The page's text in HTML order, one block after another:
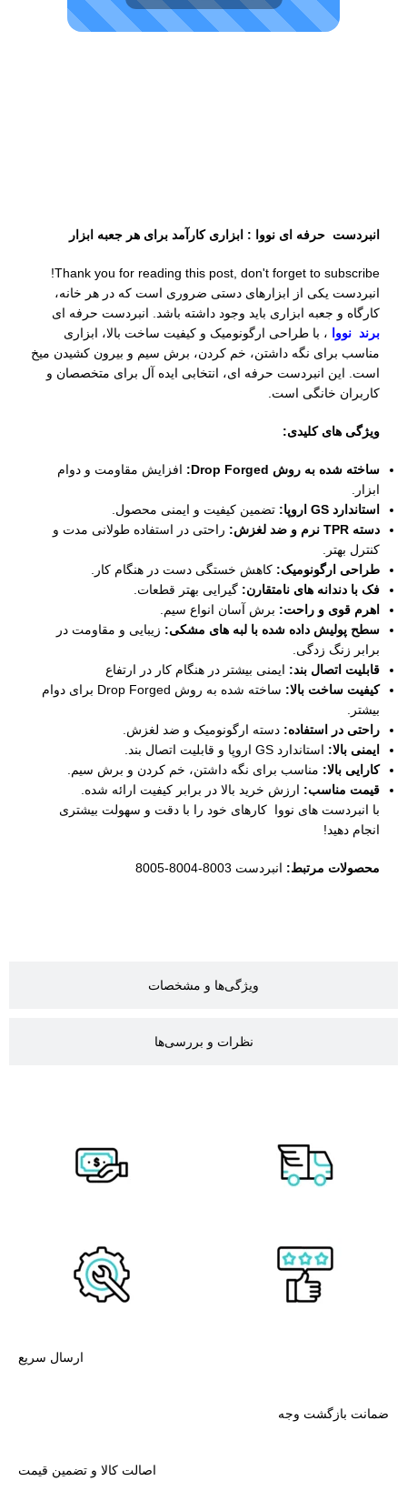
ویژگی‌ها و مشخصات
نظرات و بررسی‌ها
انبردست حرفه ای نووا : ابزاری کارآمد برای هر جعبه ابزار
Thank you for reading this post, don't forget to subscribe!
انبردست یکی از ابزارهای دستی ضروری است که در هر خانه،
کارگاه و جعبه ابزاری باید وجود داشته باشد. انبردست حرفه ای
برند نووا
، با طراحی ارگونومیک و کیفیت ساخت بالا، ابزاری
مناسب برای نگه داشتن، خم کردن، برش سیم و بیرون کشیدن میخ
است. این انبردست حرفه ای، انتخابی ایده‌ آل برای متخصصان و
کاربران خانگی است.
ویژگی‌ های کلیدی:
ساخته شده به روش Drop Forged:
افزایش مقاومت و دوام
ابزار.
استاندارد GS اروپا:
تضمین کیفیت و ایمنی محصول.
دسته TPR نرم و ضد لغزش:
راحتی در استفاده طولانی مدت و
کنترل بهتر.
طراحی ارگونومیک: کاهش خستگی دست در هنگام کار.
فک با دندانه های نامتقارن: گیرایی بهتر قطعات.
اهرم قوی و راحت: برش آسان انواع سیم.
سطح پولیش داده شده با لبه های مشکی: زیبایی و مقاومت در
برابر زنگ زدگی.
قابلیت اتصال بند: ایمنی بیشتر در هنگام کار در ارتفاع
کیفیت ساخت بالا:
ساخته شده به روش Drop Forged برای دوام
بیشتر.
راحتی در استفاده: دسته ارگونومیک و ضد لغزش.
ایمنی بالا: استاندارد GS اروپا و قابلیت اتصال بند.
کارایی بالا: مناسب برای نگه داشتن، خم کردن و برش سیم.
قیمت مناسب: ارزش خرید بالا در برابر کیفیت ارائه شده.
با انبردست های نووا کارهای خود را با دقت و سهولت بیشتری
انجام دهید!
محصولات مرتبط: انبردست 8003-8004-8005
ارسال سریع
ضمانت بازگشت وجه
اصالت کالا و تضمین قیمت